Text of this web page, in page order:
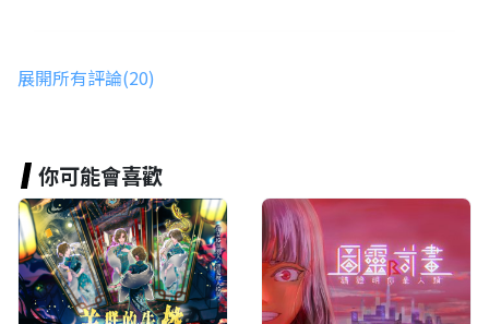
王盈惠
律香
世界的開拓者
2026-05-25 23:29:19 ★★★★★
展開所有評論(20)
你可能會喜歡